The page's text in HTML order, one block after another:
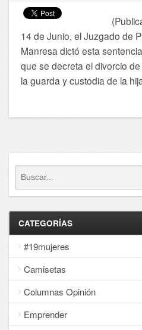
(Publicado
14 de Junio, el Juzgado de
Manresa dictó esta
que se decreta el divorcio
la guarda y custodia de la
CATEGORÍAS
#19mujeres
Camisetas
Columnas Opinión
Emprender